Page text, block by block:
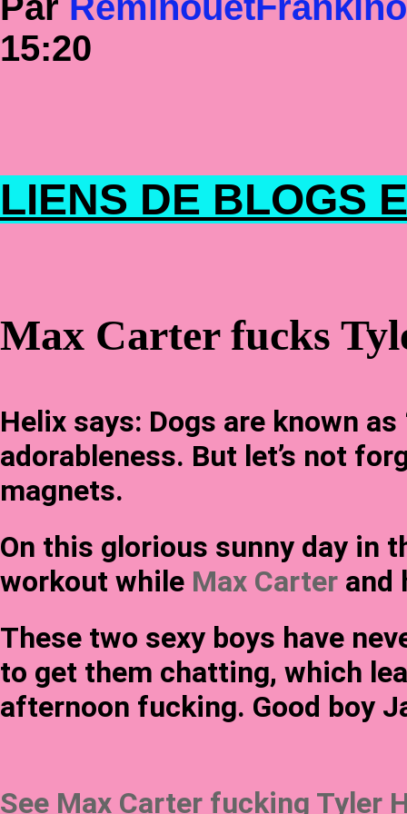
15:20
LIENS DE BLOGS
Max Carter fucks
Helix says: Dogs are known
adorableness. But let’s not
magnets.
On this glorious sunny day in
workout while Max Carter and
These two sexy boys have
to get them chatting, which
afternoon fucking. Good boy
See Max Carter fucking Tyler